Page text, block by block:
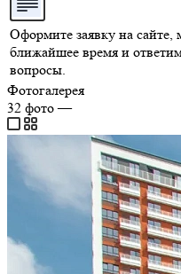
Оформите заявку на
ближайшее время и
вопросы.
Фотогалерея
32 фото—